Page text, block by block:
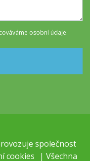
osobní údaje.
společnost
cookies | Všechna